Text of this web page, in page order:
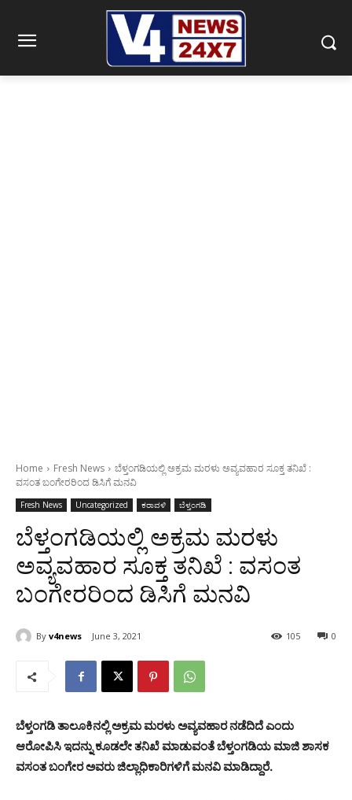
Home Fresh News
ಬೆಳ್ತಂಗಡಿಯಲ್ಲಿ ಅಕ್ರಮ ಮರಳು ಅವ್ಯವಹಾರ ಸೂಕ್ತ ತನಿಖೆ :
ವಸಂತ ಬಂಗೇರರಿಂದ ಡಿಸಿಗೆ ಮನವಿ
Fresh News Uncategorized ಕರಾವಳಿ ಬೆಳ್ತಂಗಡಿ
ಬೆಳ್ತಂಗಡಿಯಲ್ಲಿ ಅಕ್ರಮ ಮರಳು
ಅವ್ಯವಹಾರ ಸೂಕ್ತ ತನಿಖೆ : ವಸಂತ
ಬಂಗೇರರಿಂದ ಡಿಸಿಗೆ ಮನವಿ
By v4news June 3, 2021 0
105
ಬೆಳ್ತಂಗಡಿ ತಾಲೂಕಿನಲ್ಲಿ ಅಕ್ರಮ ಮರಳು ಅವ್ಯವಹಾರ ನಡೆದಿದೆ ಎಂದು
ಆರೋಪಿಸಿ ಇದನ್ನು ಕೂಡಲೇ ತನಿಖೆ ಮಾಡುವಂತೆ ಬೆಳ್ತಂಗಡಿಯ ಮಾಜಿ ಶಾಸಕ
ವಸಂತ ಬಂಗೇರ ಅವರು ಜಿಲ್ಲಾಧಿಕಾರಿಗಳಿಗೆ ಮನವಿ ಮಾಡಿದ್ದಾರೆ.